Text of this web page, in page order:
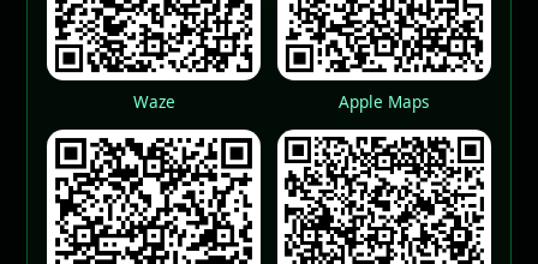
Waze Apple Maps